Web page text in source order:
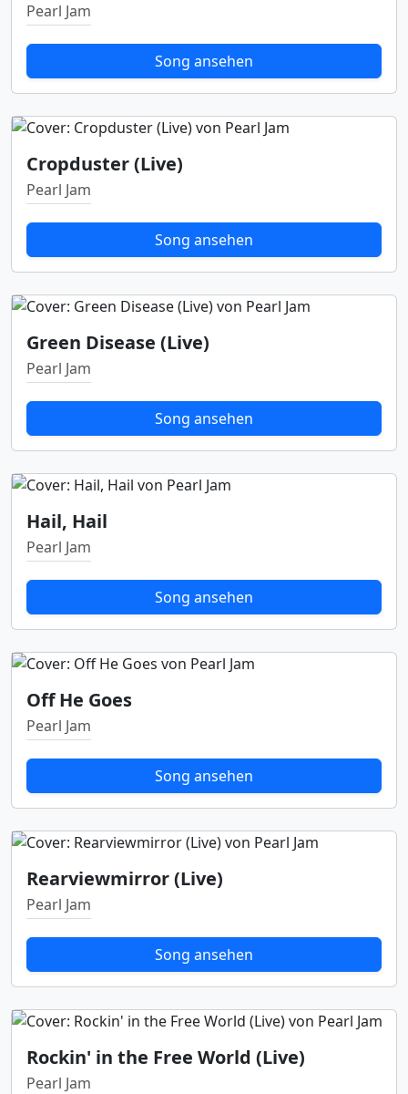
Pearl Jam
Song ansehen
Cropduster (Live)
Pearl Jam
Song ansehen
Green Disease (Live)
Pearl Jam
Song ansehen
Hail, Hail
Pearl Jam
Song ansehen
Off He Goes
Pearl Jam
Song ansehen
Rearviewmirror (Live)
Pearl Jam
Song ansehen
Rockin' in the Free World (Live)
Pearl Jam